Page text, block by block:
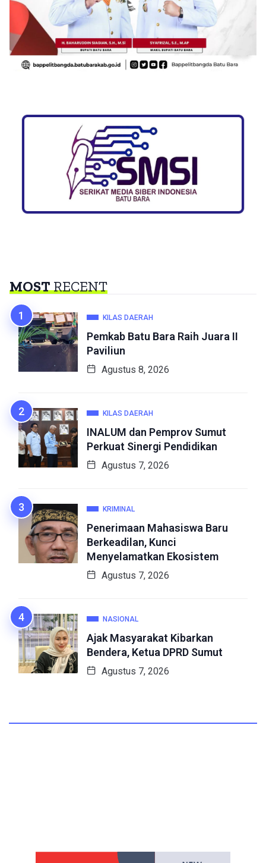
MOSTRECENT
KILAS DAERAH
Pemkab Batu Bara Raih Juara II
Paviliun
Agustus 8, 2026
KILAS DAERAH
INALUM dan Pemprov Sumut
Perkuat Sinergi Pendidikan
Agustus 7, 2026
KRIMINAL
Penerimaan Mahasiswa Baru
Berkeadilan, Kunci
Menyelamatkan Ekosistem
Agustus 7, 2026
NASIONAL
Ajak Masyarakat Kibarkan
Bendera, Ketua DPRD Sumut
Agustus 7, 2026